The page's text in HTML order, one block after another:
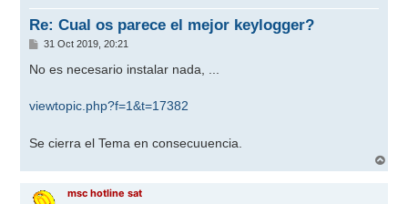
Re: Cual os parece el mejor keylogger?
M
n
j
e
31 Oct 2019, 20:21
No es necesario instalar nada, ...
viewtopic.php?f=1&t=17382
Se cierra el Tema en consecuuencia.
r
msc hotline sat